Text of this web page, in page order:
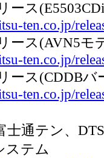
ース
ten.co.jp/
ース(AVN5モ
ten.co.jp/
ース(CDDB
ten.co.jp/
士通テン、
ステム